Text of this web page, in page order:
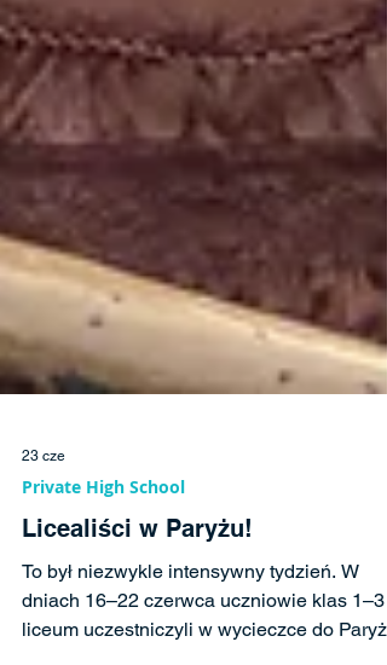
23 cze
Private High School
Licealiści w Paryżu!